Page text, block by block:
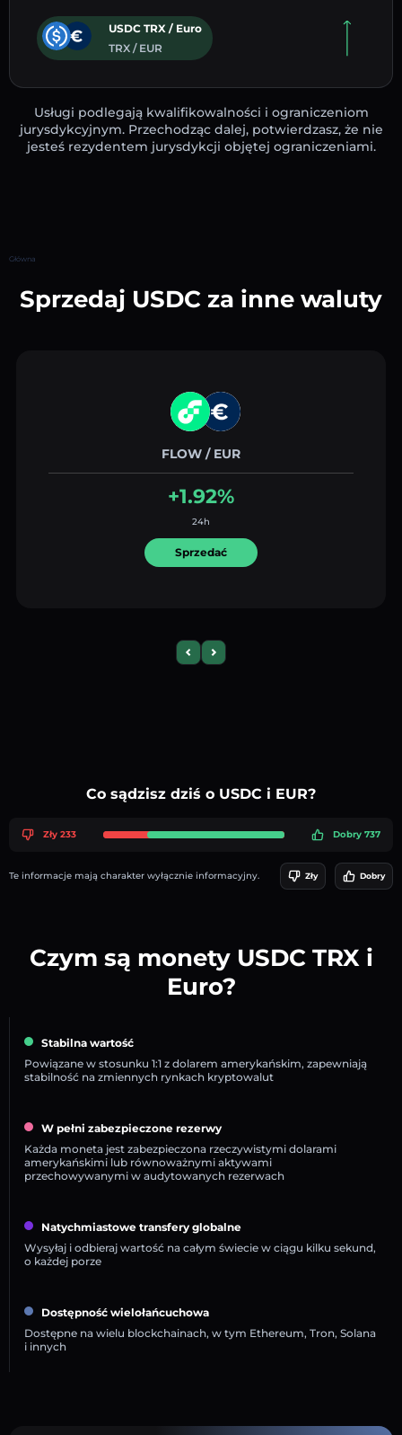
USDC TRX / Euro
TRX / EUR
Usługi podlegają kwalifikowalności i ograniczeniom
jurysdykcyjnym. Przechodząc dalej, potwierdzasz, że nie
jesteś rezydentem jurysdykcji objętej ograniczeniami.
Główna
Sprzedaj USDC za inne waluty
FLOW / EUR
+1.92%
24h
Sprzedać
Previous slide
Next slide
Co sądzisz dziś o USDC i EUR?
Zły 233 Dobry 737
Te informacje mają charakter wyłącznie informacyjny. Zły Dobry
Czym są monety USDC TRX i
Euro?
Stabilna wartość
Powiązane w stosunku 1:1 z dolarem amerykańskim, zapewniają
stabilność na zmiennych rynkach kryptowalut
W pełni zabezpieczone rezerwy
Każda moneta jest zabezpieczona rzeczywistymi dolarami
amerykańskimi lub równoważnymi aktywami
przechowywanymi w audytowanych rezerwach
Natychmiastowe transfery globalne
Wysyłaj i odbieraj wartość na całym świecie w ciągu kilku sekund,
o każdej porze
Dostępność wielołańcuchowa
Dostępne na wielu blockchainach, w tym Ethereum, Tron, Solana
i innych